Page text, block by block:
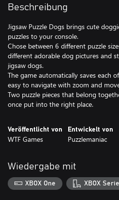
Beschreibung
Jigsaw Puzzle Dogs brings cute
puzzles to your console.
Chose between 6 different puzzle
different adorable dog pictures and
jigsaw dogs.
The game automatically saves each
easy to navigate with zoom and
Two puzzle pieces that belong
once put into the right place.
Veröffentlicht von
WTF Games
Entwickelt von
Puzzlemaniac
Wiedergabe mit
XBOX One XBOX